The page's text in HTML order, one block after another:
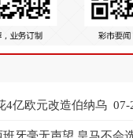
4亿欧元改造伯纳乌 07-